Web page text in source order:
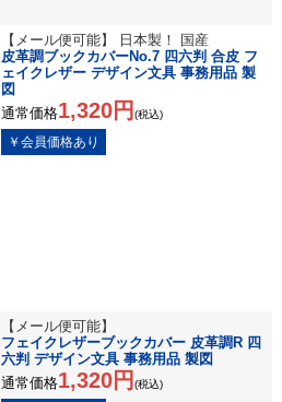
【メール便可能】 日本製！ 国産
皮革調ブックカバーNo.7 四六判 合皮 フ
ェイクレザー デザイン文具 事務用品 製
図
通常価格1,320円 (税込)
【メール便可能】
フェイクレザーブックカバー 皮革調R 四
六判 デザイン文具 事務用品 製図
通常価格1,320円 (税込)